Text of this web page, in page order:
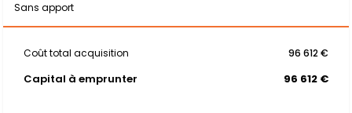
Sans apport
Coût total acquisition 96 612 €
Capital à emprunter 96 612 €